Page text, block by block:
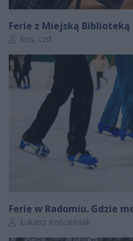
Ferie z Miejską Biblioteką
Autor artykułu:
kos, czd
Ferie w Radomiu. Gdzie
Autor artykułu:
Łukasz Kościelniak